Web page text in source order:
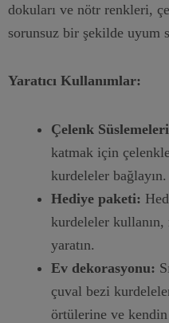
dokuları ve nötr renkleri,
sorunsuz bir şekilde uyum
Yaratıcı Kullanımlar:
Çelenk
katmak için
kurdeleler bağlayın.
Hediye paketi:
kurdeleler
yaratın.
Ev dekorasyonu:
çuval bezi
örtülerine ve